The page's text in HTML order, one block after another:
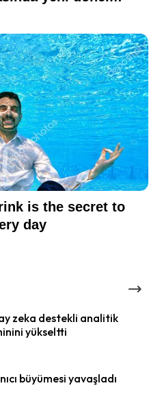
zeka destekli analitik
yükseltti
büyümesi yavaşladı